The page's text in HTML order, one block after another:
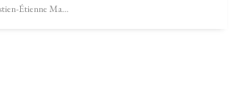
Sébastien-Étienne Marechal